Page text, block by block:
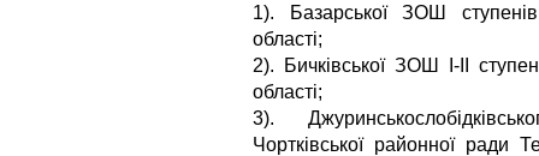
1). Базарської ЗОШ ступенів
області;
2). Бичківської ЗОШ I-II
області;
3).
Чортківської районної ради